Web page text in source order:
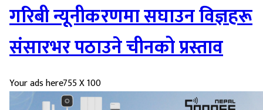
गरिबी न्यूनीकरणमा सघाउन विज्ञहरू
संसारभर पठाउने चीनको प्रस्ताव
Your ads here755 X 100